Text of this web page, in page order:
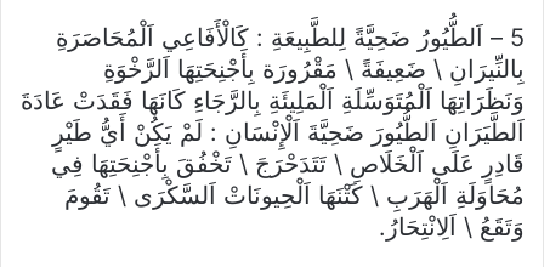
5 – اَلطُّيُورُ ضَحِيَّةً لِلطَّبِيعَةِ : كَالْأَفَاعِي اَلْمُحَاصَرَةِ
بِالنِّيرَانِ \ ضَعِيفَةً \ مَقْرُورَة بِأَجْنِحَتِهَا اَلرَّخْوَةِ
وَنَظَرَاتِهَا اَلْمُتَوَسِّلَةِ اَلْمَلِيئَةِ بِالرَّجَاءِ كَانَهَا فَقَدَتْ عَادَةَ
اَلطَّيَرَانِ اَلطُّيُورَ ضَحِيَّةَ اَلْإِنْسَانِ : لَمْ يَكُنْ أَيُّ طَيْرٍ
قَادِرٍ عَلَى اَلْخَلَاصِ \ تَتَدَحْرَجَ \ تَخْفُقَ بِأَجْنِحَتِهَا فِي
مُحَاوَلَةِ اَلْهَرَبِ \ كَتْنَهَا اَلْحِيونَاتْ اَلسَّكْرَى \ تَقُومَ
وَتَقَعُ \ اَلِانْتِحَارُ.